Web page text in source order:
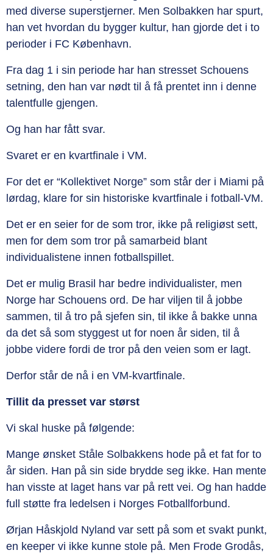
med diverse superstjerner. Men Solbakken har spurt,
han vet hvordan du bygger kultur, han gjorde det i to
perioder i FC København.
Fra dag 1 i sin periode har han stresset Schouens
setning, den han var nødt til å få prentet inn i denne
talentfulle gjengen.
Og han har fått svar.
Svaret er en kvartfinale i VM.
For det er “Kollektivet Norge” som står der i Miami på
lørdag, klare for sin historiske kvartfinale i fotball-VM.
Det er en seier for de som tror, ikke på religiøst sett,
men for dem som tror på samarbeid blant
individualistene innen fotballspillet.
Det er mulig Brasil har bedre individualister, men
Norge har Schouens ord. De har viljen til å jobbe
sammen, til å tro på sjefen sin, til ikke å bakke unna
da det så som styggest ut for noen år siden, til å
jobbe videre fordi de tror på den veien som er lagt.
Derfor står de nå i en VM-kvartfinale.
Tillit da presset var størst
Vi skal huske på følgende:
Mange ønsket Ståle Solbakkens hode på et fat for to
år siden. Han på sin side brydde seg ikke. Han mente
han visste at laget hans var på rett vei. Og han hadde
full støtte fra ledelsen i Norges Fotballforbund.
Ørjan Håskjold Nyland var sett på som et svakt punkt,
en keeper vi ikke kunne stole på. Men Frode Grodås,